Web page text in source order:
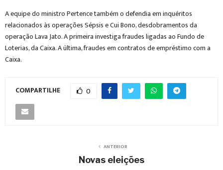
A equipe do ministro Pertence também o defendia em inquéritos
relacionados às operações Sépsis e Cui Bono, desdobramentos da
operação Lava Jato. A primeira investiga fraudes ligadas ao Fundo de
Loterias, da Caixa. A última, fraudes em contratos de empréstimo com a
Caixa.
COMPARTILHE 0
ANTERIOR
Novas eleições